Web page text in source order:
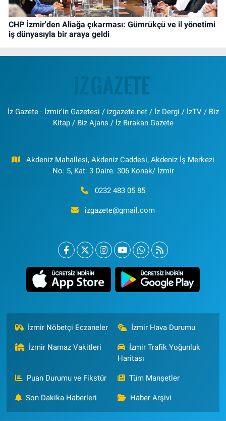
CHP İzmir'den Aliağa çıkarması: Gümrükçü ve il yönetimi
iş dünyasıyla bir araya geldi
İz Gazete - İzmir'in Gazetesi / izgazete.net / İz Dergi / İzTV / Biz
Kitap / Biz Ajans / İz Bırakan Gazete
Akdeniz Mahallesi, Akdeniz Caddesi, Akdeniz İş Merkezi
No: 5, Kat: 3 Daire: 306 Konak/ İzmir
0232 483 05 85
izgazete@gmail.com
İzmir Nöbetçi Eczaneler İzmir Hava Durumu
İzmir Namaz Vakitleri
İzmir Trafik Yoğunluk
Haritası
Puan Durumu ve Fikstür Tüm Manşetler
Son Dakika Haberleri Haber Arşivi